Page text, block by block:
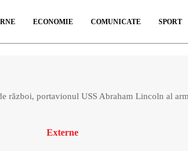
ECONOMIE COMUNICATE SPORT
război, portavionul USS Abraham Lincoln al
Externe